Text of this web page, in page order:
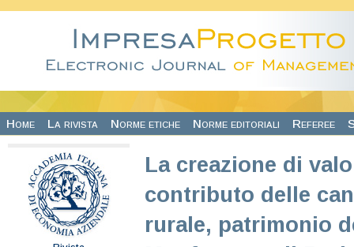
Home La rivista Norme etiche Norme editoriali Referee
La creazione di
contributo delle
rurale, patrimonio